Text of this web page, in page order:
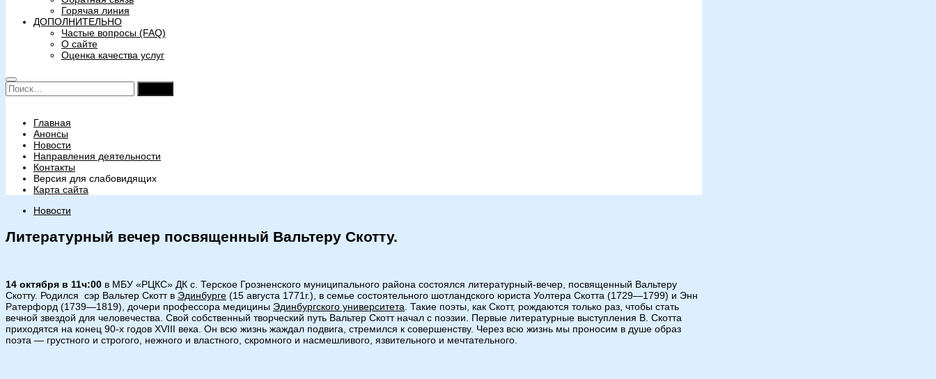
Горячая линия
ДОПОЛНИТЕЛЬНО
Частые вопросы (FAQ)
О сайте
Оценка качества услуг
Найти:
Главная
Анонсы
Новости
Направления деятельности
Контакты
Версия для слабовидящих
Карта сайта
Новости
Литературный вечер посвященный Вальтеру Скотту.
14 октября в 11ч:00 в МБУ «РЦКС» ДК с. Терское Грозненского муниципального района состоялся литературный-вечер, посвященный Вальтеру
Скотту. Родился сэр Вальтер Скотт в Эдинбурге (15 августа 1771г.), в семье состоятельного шотландского юриста Уолтера Скотта (1729—1799) и Энн
Ратерфорд (1739—1819), дочери профессора медицины Эдинбургского университета . Такие поэты, как Скотт, рождаются только раз, чтобы стать
вечной звездой для человечества. Свой собственный творческий путь Вальтер Скотт начал с поэзии. Первые литературные выступления В. Скотта
приходятся на конец 90-х годов XVIII века. Он всю жизнь жаждал подвига, стремился к совершенству. Через всю жизнь мы проносим в душе образ
поэта — грустного и строгого, нежного и властного, скромного и насмешливого, язвительного и мечтательного.